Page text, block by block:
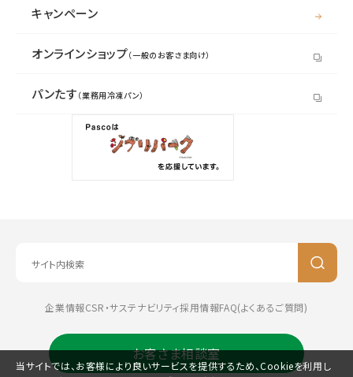
キャンペーン
オンラインショップ（一般のお客さま向け）
パンたす （業務用冷凍パン）
企業情報CSR・サステナビリティ採用情報FAQ(よくあるご質問)
お客さま相談室
当サイトでは、お客様により良いサービスを提供するため、Cookieを利用し